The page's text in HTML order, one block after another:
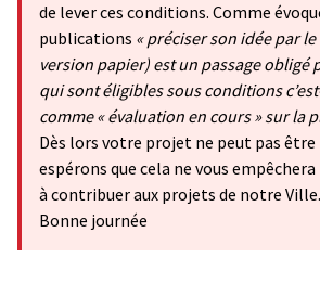
de lever ces conditions. Comme
publications « préciser son idée par
version papier) est un passage obligé
qui sont éligibles sous conditions
comme « évaluation en cours » sur la
Dès lors votre projet ne peut pas être
espérons que cela ne vous
à contribuer aux projets de notre Ville.
Bonne journée